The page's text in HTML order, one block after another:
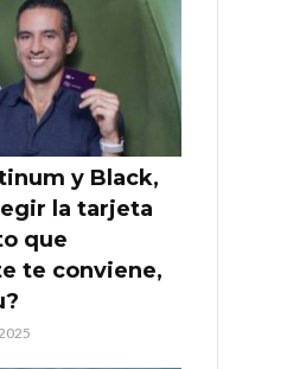
y Black,
la tarjeta
que
te conviene,